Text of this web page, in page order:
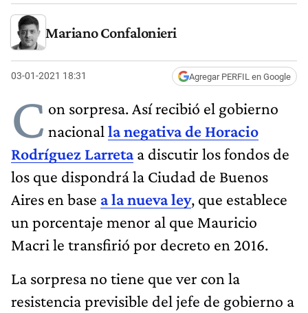
Mariano Confalonieri
03-01-2021 18:31 Agregar PERFIL en Google
C on sorpresa. Así recibió el gobierno
nacional la negativa de Horacio
Rodríguez Larretaa discutir los fondos de
los que dispondrá la Ciudad de Buenos
Aires en base a la nueva ley, que establece
un porcentaje menor al que Mauricio
Macri le transfirió por decreto en 2016.
La sorpresa no tiene que ver con la
resistencia previsible del jefe de gobierno a